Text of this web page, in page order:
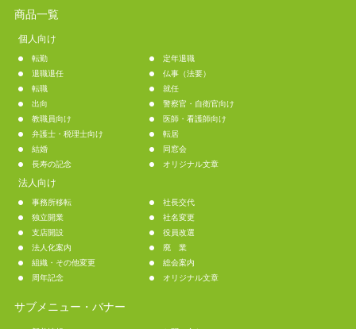
商品一覧
個人向け
転勤
定年退職
退職退任
仏事（法要）
転職
就任
出向
警察官・自衛官向け
教職員向け
医師・看護師向け
弁護士・税理士向け
転居
結婚
同窓会
長寿の記念
オリジナル文章
法人向け
事務所移転
社長交代
独立開業
社名変更
支店開設
役員改選
法人化案内
廃 業
組織・その他変更
総会案内
周年記念
オリジナル文章
サブメニュー・バナー